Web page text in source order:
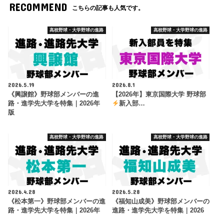
RECOMMEND こちらの記事も人気です。
高校野球・大学野球の進路
2026.5.19
《興譲館》野球部メンバーの進
路・進学先大学を特集｜2026年
版
高校野球・大学野球の進路
2026.8.1
【2026年】東京国際大学 野球部
新入部…
高校野球・大学野球の進路
2026.4.28
《松本第一》野球部メンバーの進
路・進学先大学を特集｜2026年
高校野球・大学野球の進路
2026.5.28
《福知山成美》野球部メンバーの
進路・進学先大学を特集｜2026